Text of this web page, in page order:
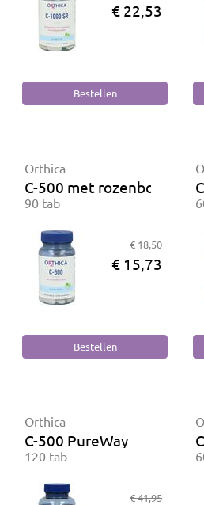
€ 22,53
Orthica
C-500 met
90 tab
€ 18,50
€ 15,73
Orthica
C-500 PureWay
120 tab
€ 41,95